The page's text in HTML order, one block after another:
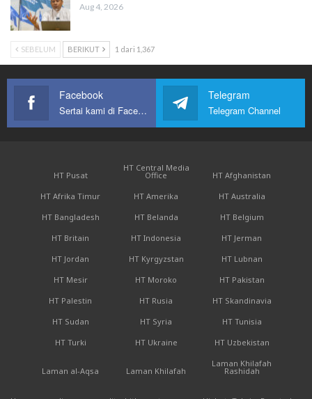
Aug 4, 2026
SEBELUM BERIKUT 1 dari 1,367
Facebook
Sertai kami di Facebook
Telegram
Telegram Channel
HT Pusat
HT Central Media
Office
HT Afghanistan
HT Afrika Timur
HT Amerika
HT Australia
HT Bangladesh
HT Belanda
HT Belgium
HT Britain
HT Indonesia
HT Jerman
HT Jordan
HT Kyrgyzstan
HT Lubnan
HT Mesir
HT Moroko
HT Pakistan
HT Palestin
HT Rusia
HT Skandinavia
HT Sudan
HT Syria
HT Tunisia
HT Turki
HT Ukraine HT Uzbekistan
Laman al-Aqsa Laman Khilafah
Laman Khilafah
Rashidah